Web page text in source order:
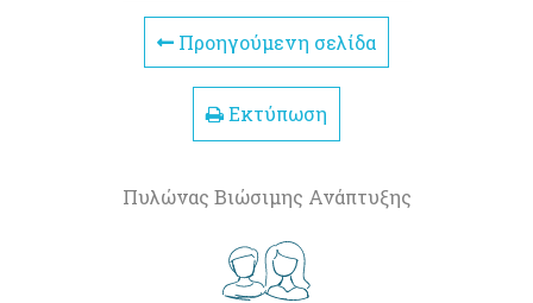
Προηγούμενη σελίδα
Εκτύπωση
Πυλώνας Βιώσιμης Ανάπτυξης